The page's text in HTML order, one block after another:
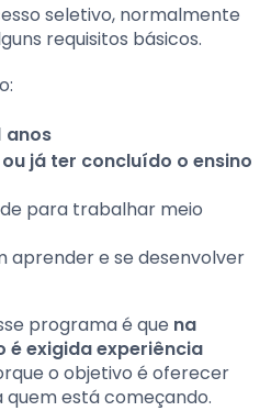
seletivo, normalmente
requisitos básicos.
anos
já ter concluído o ensino
para trabalhar meio
aprender e se desenvolver
programa é que na
é exigida experiência
o objetivo é oferecer
está começando.